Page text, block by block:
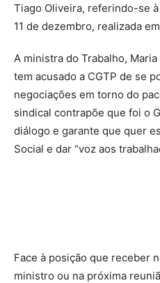
Tiago Oliveira, referindo-se
11 de dezembro, realizada
A ministra do Trabalho,
tem acusado a CGTP de se
negociações em torno do
sindical contrapõe que foi o
diálogo e garante que quer
Social e dar “voz aos
Face à posição que receber
ministro ou na próxima